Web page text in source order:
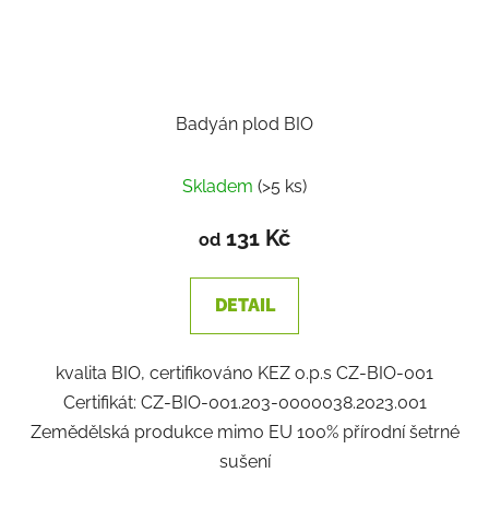
Badyán plod BIO
Skladem (>5 ks)
od 131 Kč
DETAIL
kvalita BIO, certifikováno KEZ o.p.s CZ-BIO-001
Certifikát: CZ-BIO-001.203-0000038.2023.001
Zemědělská produkce mimo EU 100% přírodní šetrné
sušení